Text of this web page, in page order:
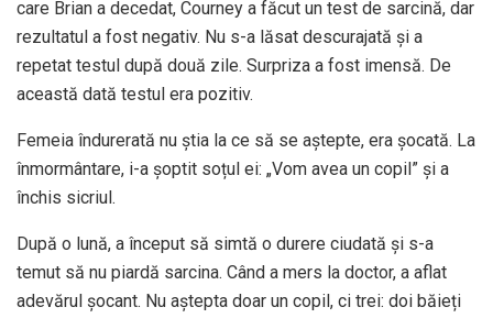
care Brian a decedat, Courney a făcut un test de sarcină, dar
rezultatul a fost negativ. Nu s-a lăsat descurajată și a
repetat testul după două zile. Surpriza a fost imensă. De
această dată testul era pozitiv.
Femeia îndurerată nu știa la ce să se aștepte, era șocată. La
înmormântare, i-a șoptit soțul ei: „Vom avea un copil” și a
închis sicriul.
După o lună, a început să simtă o durere ciudată și s-a
temut să nu piardă sarcina. Când a mers la doctor, a aflat
adevărul șocant. Nu aștepta doar un copil, ci trei: doi băieți